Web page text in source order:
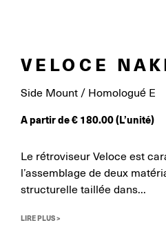
VELOCE
Side Mount / Homologué E
A partir de€ 180.00(L’unité)
Le rétroviseur Veloce est
l’assemblage de deux
structurelle taillée dans...
LIRE PLUS >